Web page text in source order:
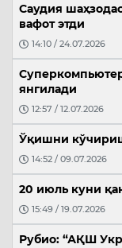
Саудия
вафот этди
14:10 / 24.07.2026
янгилади
12:57 / 12.07.2026
Ўқишни
14:52 / 09.07.2026
20 июль куни
15:49 / 19.07.2026
Рубио: “АҚШ